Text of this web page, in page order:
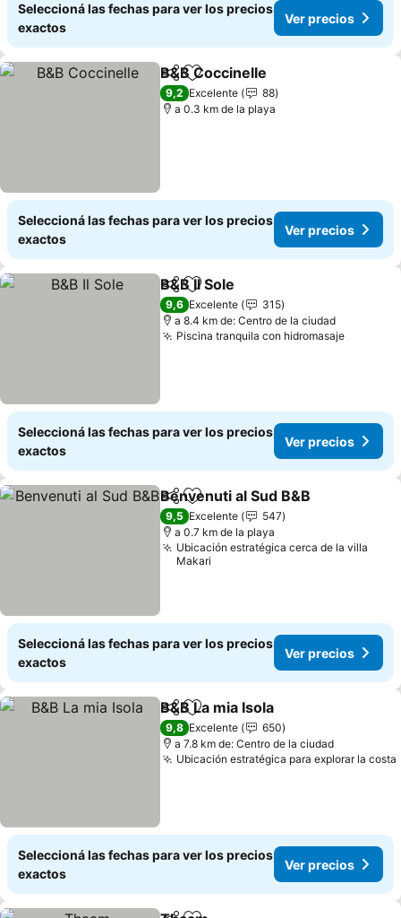
Seleccioná las fechas para ver los precios
exactos
Ver precios
CompartirAñadir a favoritos
B&B Coccinelle
9,2 Excelente
88
a 0.3 km de la playa
Seleccioná las fechas para ver los precios
exactos
Ver precios
CompartirAñadir a favoritos
B&B Il Sole
9,6 Excelente
315
a 8.4 km de: Centro de la ciudad
Piscina tranquila con hidromasaje
Seleccioná las fechas para ver los precios
exactos
Ver precios
CompartirAñadir a favoritos
Benvenuti al Sud B&B
9,5 Excelente
547
a 0.7 km de la playa
Ubicación estratégica cerca de la villa
Makari
Seleccioná las fechas para ver los precios
exactos
Ver precios
CompartirAñadir a favoritos
B&B La mia Isola
9,8 Excelente
650
a 7.8 km de: Centro de la ciudad
Ubicación estratégica para explorar la costa
Seleccioná las fechas para ver los precios
exactos
Ver precios